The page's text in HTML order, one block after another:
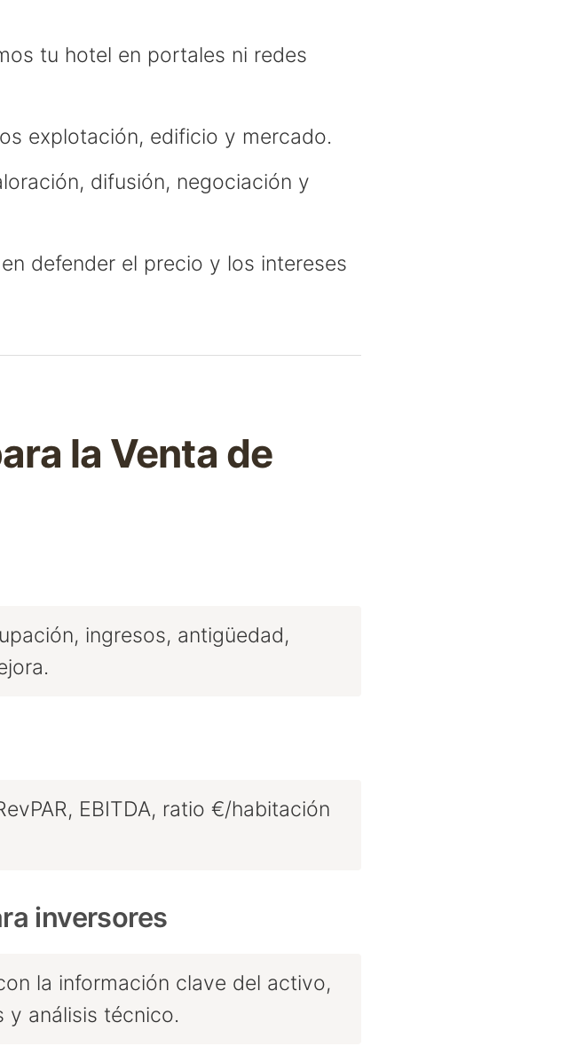
tu hotel en portales ni redes
explotación, edificio y mercado.
difusión, negociación y
defender el precio y los intereses
la Venta de
ingresos, antigüedad,
EBITDA, ratio €/habitación
inversores
la información clave del activo,
análisis técnico.